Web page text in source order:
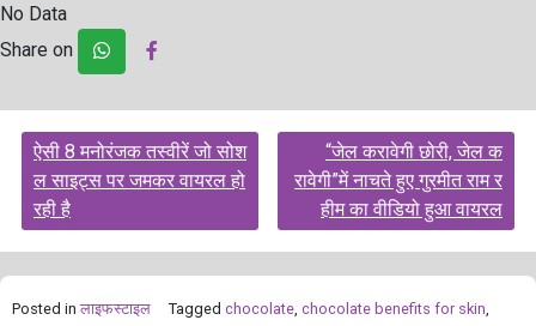
No Data
Share on
Post
navigation
ऐसी 8 मनोरंजक तस्वीरें जो सोश
ल साइट्स पर जमकर वायरल हो
रही है
“जेल करावेगी छोरी, जेल क
रावेगी”में नाचते हुए गुरमीत राम र
हीम का वीडियो हुआ वायरल
Posted in लाइफस्टाइल Tagged chocolate chocolate benefits for skin